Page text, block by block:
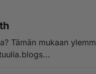
Tämän mukaan